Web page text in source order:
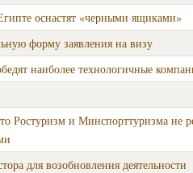
оснастят «черными ящиками»
форму заявления на визу
наиболее технологичные
Ростуризм и Минспорттуризма не
для возобновления деятельности